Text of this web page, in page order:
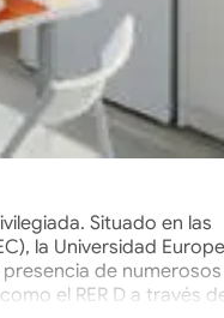
Situado en las
la Universidad
de numerosos
el RER D a través